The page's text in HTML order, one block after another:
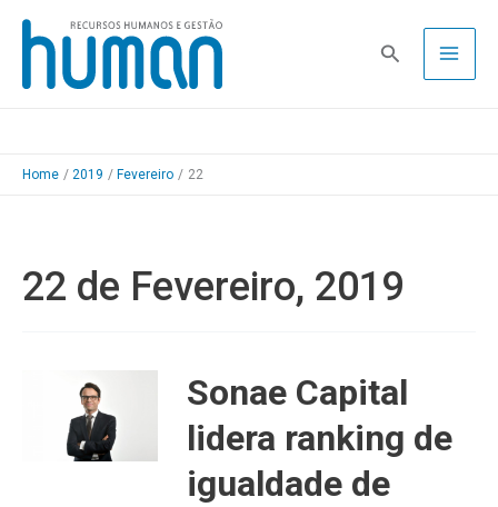
Skip
content
Pesquisa
Home 2019 Fevereiro 22
22 de Fevereiro, 2019
Sonae Capital
lidera ranking de
igualdade de